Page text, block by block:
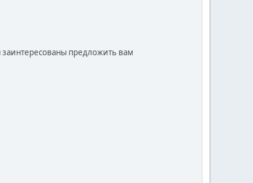
предложить вам